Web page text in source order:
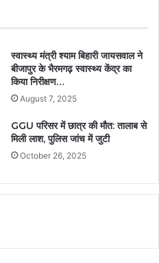
स्वास्थ्य मंत्री श्याम बिहारी जायसवाल ने
बीजापुर के भैरमगढ़ स्वास्थ्य केंद्र का
किया निरीक्षण…
August 7, 2025
GGU परिसर में छात्र की मौत: तालाब से
मिली लाश, पुलिस जांच में जुटी
October 26, 2025